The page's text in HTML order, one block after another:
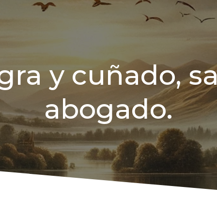
y cuñado,
abogado.